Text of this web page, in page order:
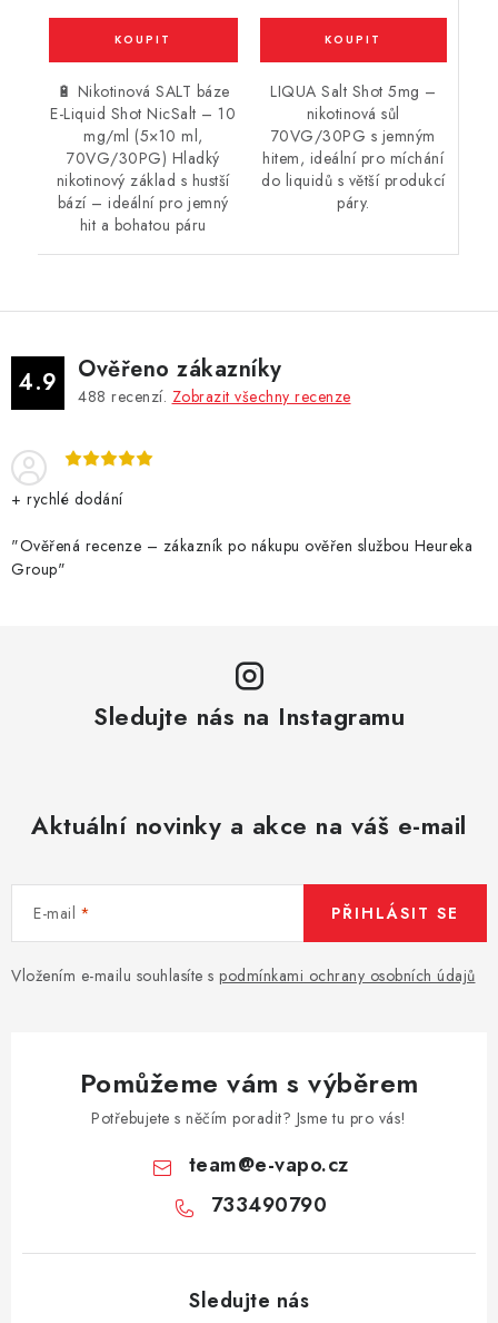
🔋 Nikotinová SALT báze
E-Liquid Shot NicSalt – 10
mg/ml (5×10 ml,
70VG/30PG) Hladký
nikotinový základ s hustší
bází – ideální pro jemný
hit a bohatou páru
LIQUA Salt Shot 5mg –
nikotinová sůl
70VG/30PG s jemným
hitem, ideální pro míchání
do liquidů s větší produkcí
páry.
4.9 Ověřeno zákazníky
488 recenzí. Zobrazit všechny recenze
+ rychlé dodání
"Ověřená recenze – zákazník po nákupu ověřen službou Heureka
Group"
Sledujte nás na Instagramu
Aktuální novinky a akce na váš e-mail
E-mail
Vložením e-mailu souhlasíte s podmínkami ochrany osobních údajů
PŘIHLÁSIT SE
Pomůžeme vám s výběrem
Potřebujete s něčím poradit? Jsme tu pro vás!
team@e-vapo.cz
733490790